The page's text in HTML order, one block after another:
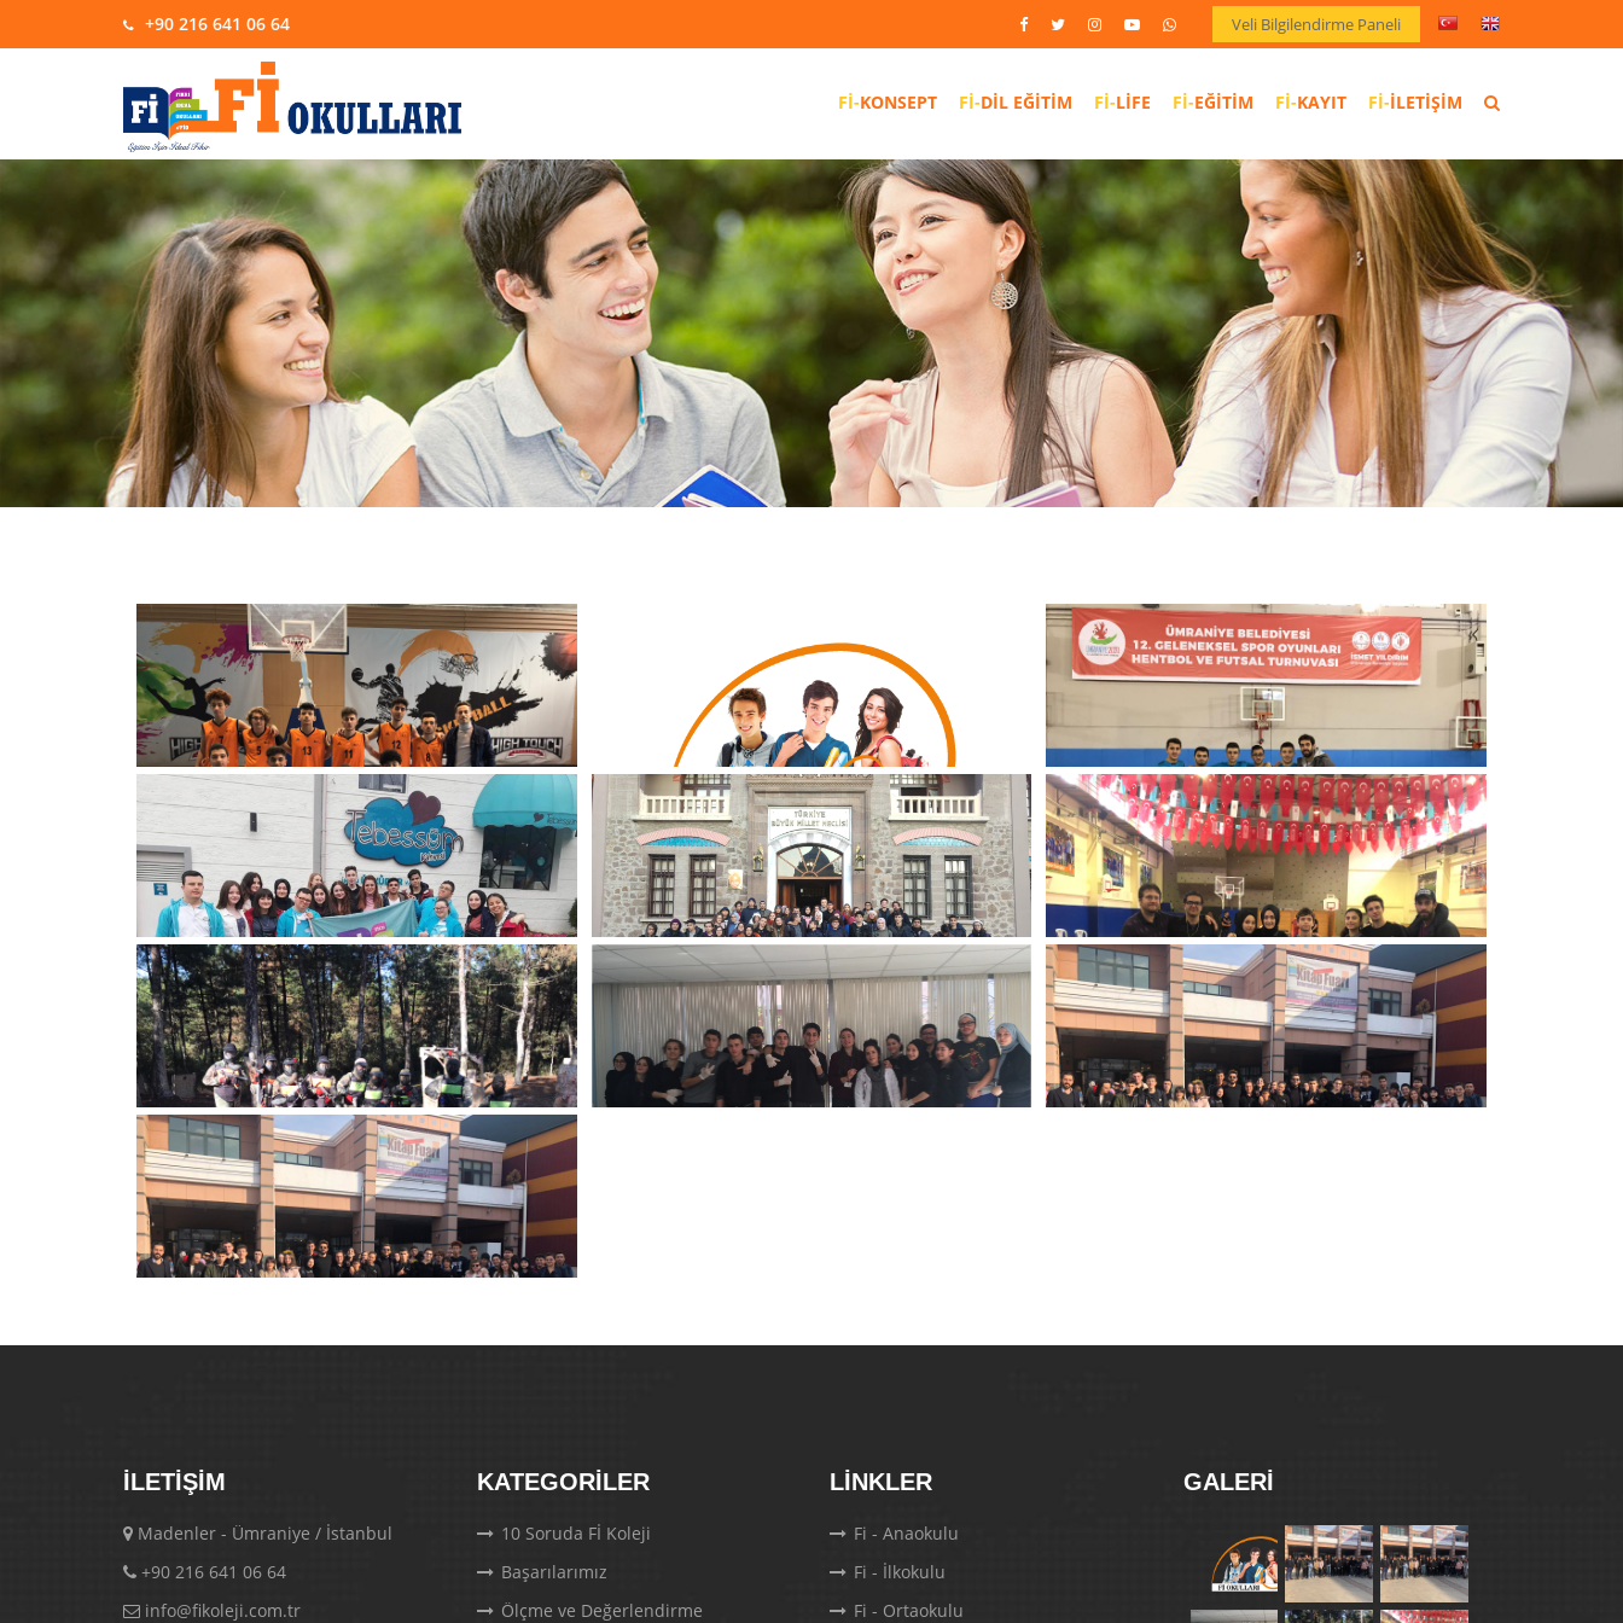
+90 216 641 06 64 Veli Bilgilendirme Paneli
KONSEPT DIL EĞITIM LIFE EĞITIM KAYIT İLETIŞIM
İLETIŞIM
Madenler - Ümraniye / İstanbul
+90 216 641 06 64
info@fikoleji.com.tr
KATEGORILER
10 Soruda Fİ Koleji
Başarılarımız
Ölçme ve Değerlendirme
LINKLER
Fi - Anaokulu
Fi - İlkokulu
Fi - Ortaokulu
GALERI